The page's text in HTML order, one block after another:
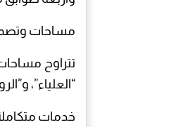
مساحات
“العلياء”،
خدمات